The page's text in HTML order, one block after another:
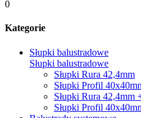
0
Kategorie
Słupki balustradowe
Słupki balustradowe
Słupki Rura 42,4mm
Słupki Profil
Słupki Rura 42,4mm
Słupki Profil